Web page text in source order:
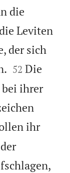
die
Leviten
der sich


52 Die
ihrer
ihr